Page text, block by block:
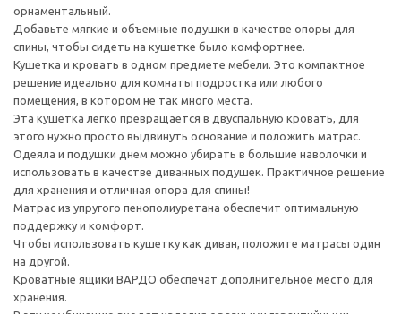
орнаментальный.
Добавьте мягкие и объемные подушки в качестве опоры для
спины, чтобы сидеть на кушетке было комфортнее.
Кушетка и кровать в одном предмете мебели. Это компактное
решение идеально для комнаты подростка или любого
помещения, в котором не так много места.
Эта кушетка легко превращается в двуспальную кровать, для
этого нужно просто выдвинуть основание и положить матрас.
Одеяла и подушки днем можно убирать в большие наволочки и
использовать в качестве диванных подушек. Практичное решение
для хранения и отличная опора для спины!
Матрас из упругого пенополиуретана обеспечит оптимальную
поддержку и комфорт.
Чтобы использовать кушетку как диван, положите матрасы один
на другой.
Кроватные ящики ВАРДО обеспечат дополнительное место для
хранения.